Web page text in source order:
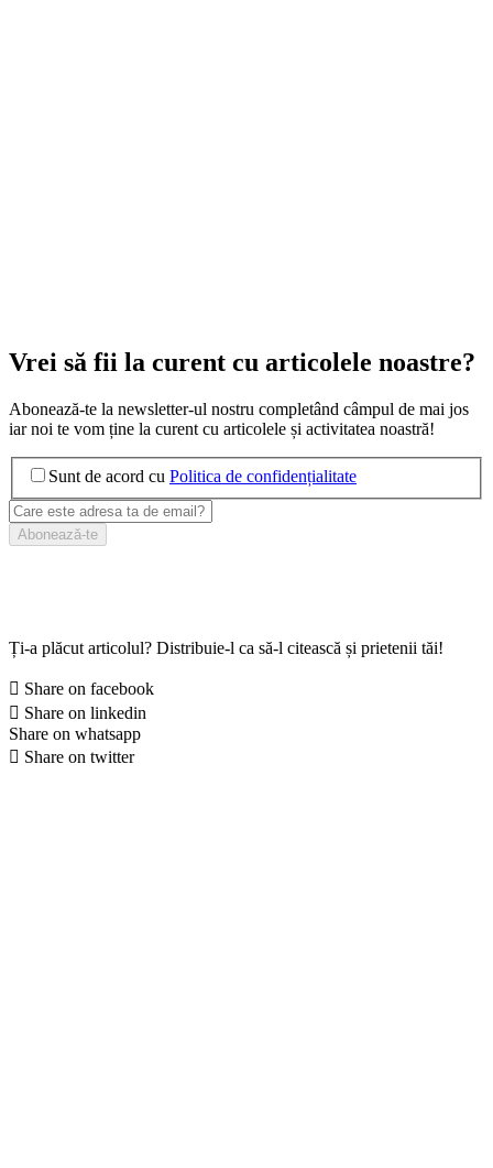
Vrei să fii la curent cu articolele noastre?
Abonează-te la newsletter-ul nostru completând câmpul de mai jos
iar noi te vom ține la curent cu articolele și activitatea noastră!
Sunt de acord cu Politica de confidențialitate
Ți-a plăcut articolul? Distribuie-l ca să-l citească și prietenii tăi!
Share on facebook
Share on linkedin
Share on whatsapp
Share on twitter